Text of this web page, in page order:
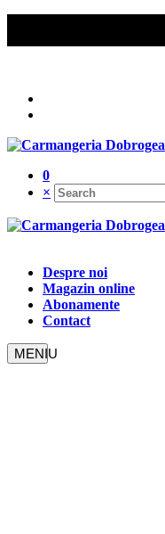
0
×
Despre noi
Magazin online
Abonamente
Contact